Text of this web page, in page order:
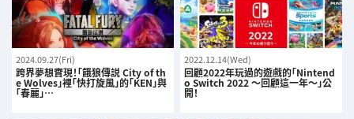
2024.09.27(Fri)
跨界夢想實現！「餓狼傳説 City of th
e Wolves」裡「快打旋風」的「KEN」與
「春麗」…
2022.12.14(Wed)
回顧2022年玩過的遊戲的「Nintend
o Switch 2022 ～回顧這一年～」公
開！